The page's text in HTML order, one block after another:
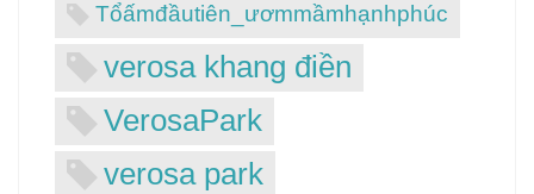
Tổấmđầutiên_ươmmầmhạnhphúc
verosa khang điền
VerosaPark
verosa park